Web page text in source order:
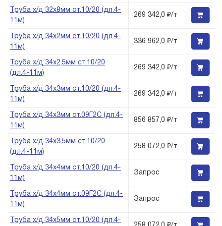
Труба х/д 32х8мм ст.10/20 (дл.4-
11м)
269 342,0 ₽/т
Труба х/д 34х2мм ст.10/20 (дл.4-
11м)
336 962,0 ₽/т
Труба х/д 34х2,5мм ст.10/20
(дл.4-11м)
269 342,0 ₽/т
Труба х/д 34х3мм ст.10/20 (дл.4-
11м)
269 342,0 ₽/т
Труба х/д 34х3мм ст.09Г2С (дл.4-
11м)
856 857,0 ₽/т
Труба х/д 34х3,5мм ст.10/20
(дл.4-11м)
258 072,0 ₽/т
Труба х/д 34х4мм ст.10/20 (дл.4-
11м)
Запрос
Труба х/д 34х4мм ст.09Г2С (дл.4-
11м)
Запрос
Труба х/д 34х5мм ст.10/20 (дл.4-